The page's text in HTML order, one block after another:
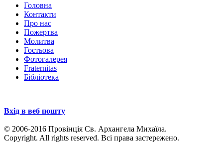
Головна
Контакти
Про нас
Пожертва
Молитва
Гостьова
Фотогалерея
Fraternitas
Бібліотека
Вхід в веб пошту
© 2006-2016 Провінція Св. Архангела Михаїла.
Copyright. All rights reserved. Всі права застережено.